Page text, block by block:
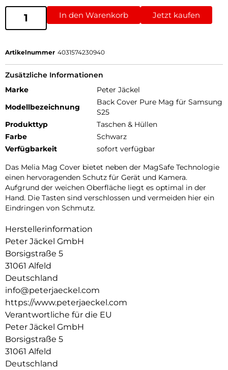
In den Warenkorb Jetzt kaufen
Artikelnummer 4031574230940
Zusätzliche Informationen
Marke
Peter Jäckel
Modellbezeichnung
Back Cover Pure Mag für Samsung
S25
Produkttyp
Taschen & Hüllen
Farbe
Schwarz
Verfügbarkeit
sofort verfügbar
Das Melia Mag Cover bietet neben der MagSafe Technologie
einen hervoragenden Schutz für Gerät und Kamera.
Aufgrund der weichen Oberfläche liegt es optimal in der
Hand. Die Tasten sind verschlossen und vermeiden hier ein
Eindringen von Schmutz.
Herstellerinformation
Peter Jäckel GmbH
Borsigstraße 5
31061 Alfeld
Deutschland
info@peterjaeckel.com
https://www.peterjaeckel.com
Verantwortliche für die EU
Peter Jäckel GmbH
Borsigstraße 5
31061 Alfeld
Deutschland